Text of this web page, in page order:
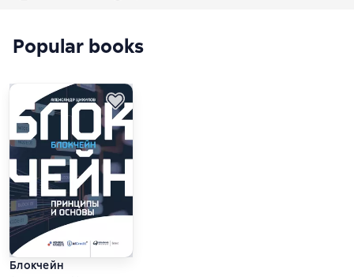
Popular books
Блокчейн